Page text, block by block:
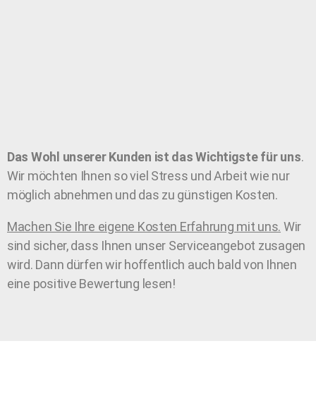
Das Wohl unserer Kunden ist das Wichtigste für uns.
Wir möchten Ihnen so viel Stress und Arbeit wie nur
möglich abnehmen und das zu günstigen Kosten.
Machen Sie Ihre eigene Kosten Erfahrung mit uns. Wir
sind sicher, dass Ihnen unser Serviceangebot zusagen
wird. Dann dürfen wir hoffentlich auch bald von Ihnen
eine positive Bewertung lesen!